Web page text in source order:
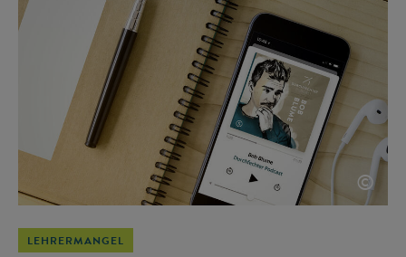
©
LEHRERMANGEL